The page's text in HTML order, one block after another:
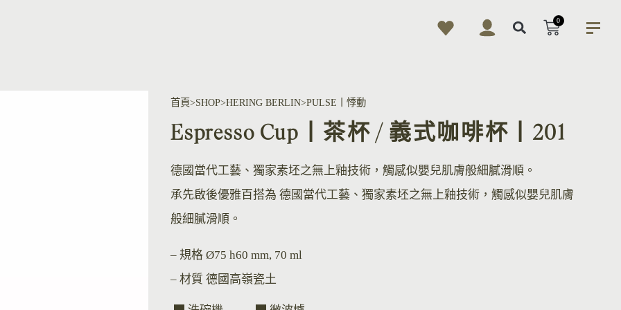
0
首頁 SHOP HERING BERLIN PULSE丨悸動
Espresso Cup丨茶杯 / 義式咖啡杯丨201
德國當代工藝、獨家素坯之無上釉技術，觸感似嬰兒肌膚般細膩滑順。
承先啟後優雅百搭為 德國當代工藝、獨家素坯之無上釉技術，觸感似嬰兒肌膚
般細膩滑順。
– 規格 Ø75 h60 mm, 70 ml
– 材質 德國高嶺瓷土